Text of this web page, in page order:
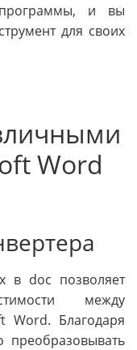
и вы
для своих
Word
в doc позволяет
между
Word. Благодаря
преобразовывать